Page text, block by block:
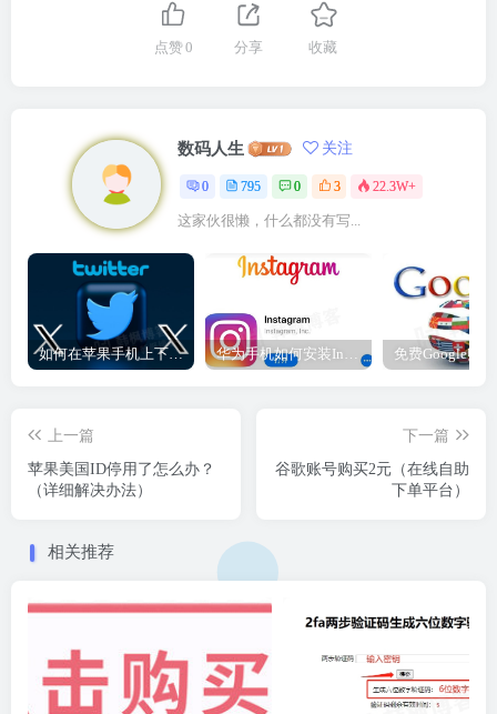
点赞0 分享 收藏
数码人生 关注
0 795 0 3 22.3W+
这家伙很懒，什么都没有写...
如何在苹果手机上下载和使用推特？(详细推特账号申请方法) 华为手机如何安装Instagram？（一篇全面指南）
上一篇
苹果美国ID停用了怎么办？
（详细解决办法）
下一篇
谷歌账号购买2元（在线自助
下单平台）
相关推荐